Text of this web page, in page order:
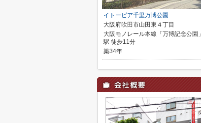
イトーピア千里万博公園
大阪府吹田市山田東４丁目
大阪モノレール本線「万博記念公園」
駅 徒歩11分
築34年